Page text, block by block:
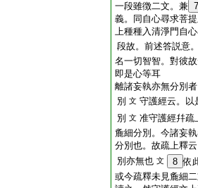
一段雖徴二文。兼 7
義。同自心尋求菩
上種種入清淨門自
段故。前述答説意
名一切智智。對彼
即是心等耳
離諸妄執亦無分別
別 文 守護經云。以
別 文 准守護經幷疏
麁細分別。今諸妄
分別也。故疏上釋
別亦無也 文 8 依
或今疏釋未見麁細